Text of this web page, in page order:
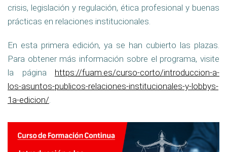
crisis, legislación y regulación, ética profesional y buenas
prácticas en relaciones institucionales.
En esta primera edición, ya se han cubierto las plazas.
Para obtener más información sobre el programa, visite
la página https://fuam.es/curso-corto/introduccion-a-
los-asuntos-publicos-relaciones-institucionales-y-lobbys-
1a-edicion/.